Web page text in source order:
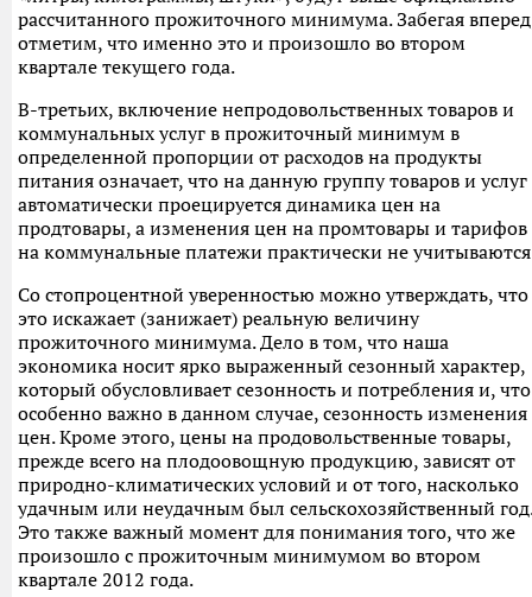
рассчитанного прожиточного минимума. Забегая
отметим, что именно это и произошло во втором
квартале текущего года.
В-третьих, включение непродовольственных товаров и
коммунальных услуг в прожиточный минимум в
определенной пропорции от расходов на продукты
питания означает, что на данную группу товаров и услуг
автоматически проецируется динамика цен на
продтовары, а изменения цен на промтовары и тарифов
на коммунальные платежи практически не
Со стопроцентной уверенностью можно утверждать, что
это искажает (занижает) реальную величину
прожиточного минимума. Дело в том, что наша
экономика носит ярко выраженный сезонный характер,
который обусловливает сезонность и потребления и, что
особенно важно в данном случае, сезонность изменения
цен. Кроме этого, цены на продовольственные товары,
прежде всего на плодоовощную продукцию, зависят от
природно-климатических условий и от того, насколько
удачным или неудачным был сельскохозяйственный год.
Это также важный момент для понимания того, что же
произошло с прожиточным минимумом во втором
квартале 2012 года.